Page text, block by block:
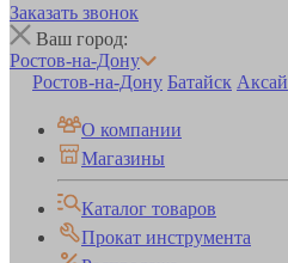
Заказать звонок
Ваш город:
Ростов-на-Дону
Ростов-на-Дону Батайск Аксай
О компании
Магазины
Каталог товаров
Прокат инструмента